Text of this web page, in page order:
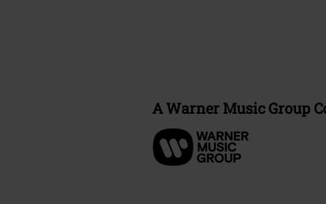
A Warner Music Group